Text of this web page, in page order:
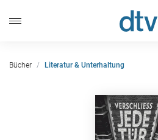
Bücher Literatur & Unterhaltung